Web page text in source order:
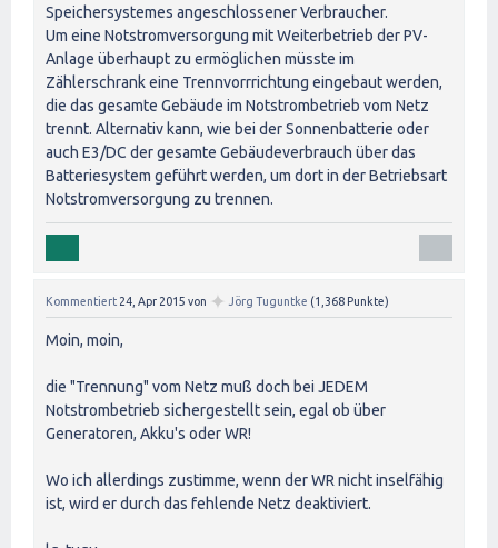
Speichersystemes angeschlossener Verbraucher.
Um eine Notstromversorgung mit Weiterbetrieb der PV-
Anlage überhaupt zu ermöglichen müsste im
Zählerschrank eine Trennvorrrichtung eingebaut werden,
die das gesamte Gebäude im Notstrombetrieb vom Netz
trennt. Alternativ kann, wie bei der Sonnenbatterie oder
auch E3/DC der gesamte Gebäudeverbrauch über das
Batteriesystem geführt werden, um dort in der Betriebsart
Notstromversorgung zu trennen.
Kommentiert 24, Apr 2015 von ✦ Jörg Tuguntke (1,368 Punkte)
Moin, moin,
die "Trennung" vom Netz muß doch bei JEDEM
Notstrombetrieb sichergestellt sein, egal ob über
Generatoren, Akku's oder WR!
Wo ich allerdings zustimme, wenn der WR nicht inselfähig
ist, wird er durch das fehlende Netz deaktiviert.